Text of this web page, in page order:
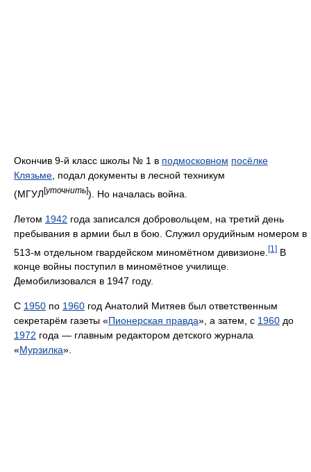
Окончив 9-й класс школы № 1 в подмосковном посёлке
Клязьме , подал документы в лесной техникум
(МГУЛ[уточнить]). Но началась война.
Летом 1942 года записался добровольцем, на третий день
пребывания в армии был в бою. Служил орудийным номером в
513-м отдельном гвардейском миномётном дивизионе. [1] В
конце войны поступил в миномётное училище.
Демобилизовался в 1947 году.
С 1950 по 1960 год Анатолий Митяев был ответственным
секретарём газеты «Пионерская правда», а затем, с 1960 до
1972 года — главным редактором детского журнала
«Мурзилка».